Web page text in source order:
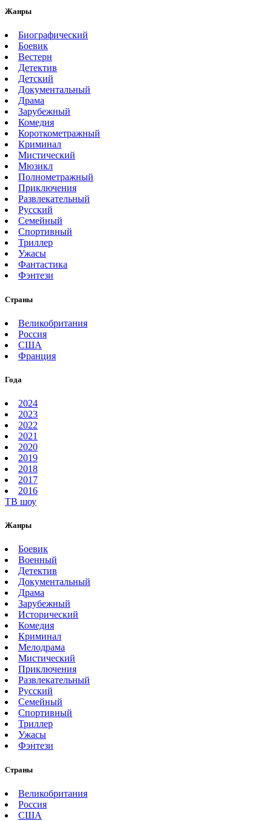
Жанры
Биографический
Боевик
Вестерн
Детектив
Детский
Документальный
Драма
Зарубежный
Комедия
Короткометражный
Криминал
Мистический
Мюзикл
Полнометражный
Приключения
Развлекательный
Русский
Семейный
Спортивный
Триллер
Ужасы
Фантастика
Фэнтези
Страны
Великобритания
Россия
США
Франция
Года
2024
2023
2022
2021
2020
2019
2018
2017
2016
ТВ шоу
Жанры
Боевик
Военный
Детектив
Документальный
Драма
Зарубежный
Исторический
Комедия
Криминал
Мелодрама
Мистический
Приключения
Развлекательный
Русский
Семейный
Спортивный
Триллер
Ужасы
Фэнтези
Страны
Великобритания
Россия
США